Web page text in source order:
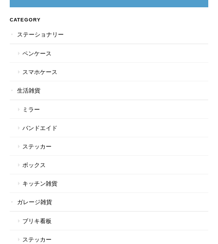
CATEGORY
ステーショナリー
ペンケース
スマホケース
生活雑貨
ミラー
バンドエイド
ステッカー
ボックス
キッチン雑貨
ガレージ雑貨
ブリキ看板
ステッカー